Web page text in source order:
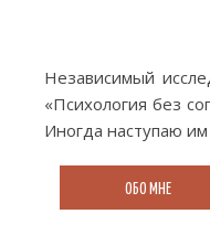
Независимый
«Психология без
Иногда наступаю им
ОБО МНЕ